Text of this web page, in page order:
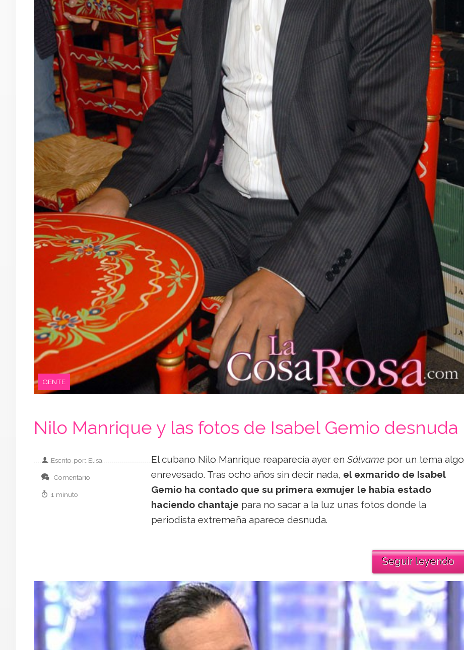
GENTE
Nilo Manrique y las fotos de Isabel Gemio desnuda
Escrito por: Elisa
Comentario
1 minuto
El cubano Nilo Manrique reaparecía ayer en Sálvame por un tema algo
enrevesado. Tras ocho años sin decir nada, el exmarido de Isabel
Gemio ha contado que su primera exmujer le había estado
haciendo chantaje para no sacar a la luz unas fotos donde la
periodista extremeña aparece desnuda.
Seguir leyendo